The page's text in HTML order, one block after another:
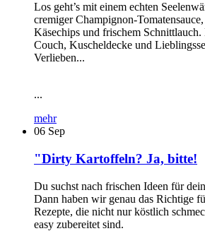
Los geht’s mit einem echten
cremiger Champignon-
Käsechips und frischem
Couch, Kuscheldecke und
Verlieben...
...
mehr
06 Sep
"Dirty Kartoffeln? Ja, bitte!
Du suchst nach frischen Ideen für
Dann haben wir genau das Richtige
Rezepte, die nicht nur köstlich
easy zubereitet sind.